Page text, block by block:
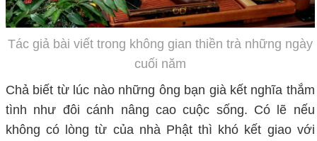
Tác giả bài viết trong không gian thiền trà những ngày
cuối năm
Chả biết từ lúc nào những ông bạn già kết nghĩa thắm
tình như đôi cánh nâng cao cuộc sống. Có lẽ nếu
không có lòng từ của nhà Phật thì khó kết giao với